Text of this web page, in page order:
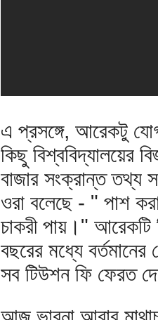
এ প্রসঙ্গে, আরেকটু যোগ
কিছু বিশ্ববিদ্যালয়ের
বাজার সংক্রান্ত তথ্য
ওরা বলেছে - " পাশ
চাকরী পায়।" আরেকটি
বছরের মধ্যে
সব টিউশন ফি ফেরত